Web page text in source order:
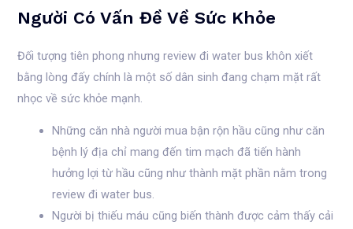
Người Có Vấn Đề Về Sức Khỏe
Đối tượng tiên phong nhưng review đi water bus khôn xiết
bằng lòng đấy chính là một số dân sinh đang chạm mặt rất
nhọc về sức khỏe mạnh.
Những căn nhà người mua bận rộn hầu cũng như căn
bệnh lý địa chỉ mang đến tim mạch đã tiến hành
hưởng lợi từ hầu cũng như thành mặt phần nằm trong
review đi water bus.
Người bị thiếu máu cũng biến thành được cảm thấy cải